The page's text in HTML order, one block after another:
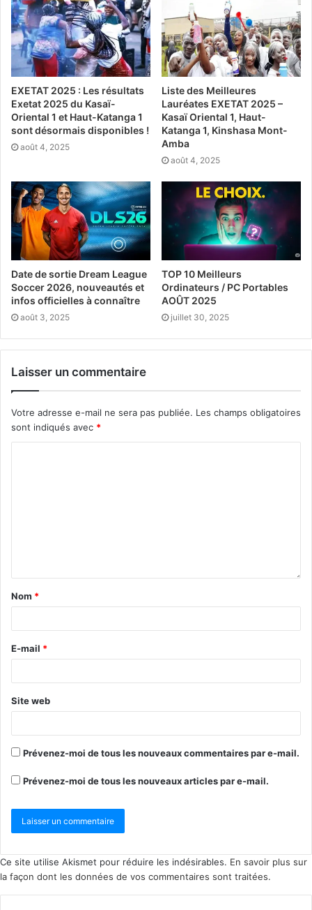
EXETAT 2025 : Les résultats
Exetat 2025 du Kasaï-
Oriental 1 et Haut-Katanga 1
sont désormais disponibles !
août 4, 2025
Liste des Meilleures
Lauréates EXETAT 2025 –
Kasaï Oriental 1, Haut-
Katanga 1, Kinshasa Mont-
Amba
août 4, 2025
Date de sortie Dream League
Soccer 2026, nouveautés et
infos officielles à connaître
août 3, 2025
TOP 10 Meilleurs
Ordinateurs / PC Portables
AOÛT 2025
juillet 30, 2025
Laisser un commentaire
Votre adresse e-mail ne sera pas publiée. Les champs obligatoires
sont indiqués avec *
Nom *
E-mail *
Site web
Prévenez-moi de tous les nouveaux commentaires par e-mail.
Prévenez-moi de tous les nouveaux articles par e-mail.
Ce site utilise Akismet pour réduire les indésirables. En savoir plus sur
la façon dont les données de vos commentaires sont traitées.